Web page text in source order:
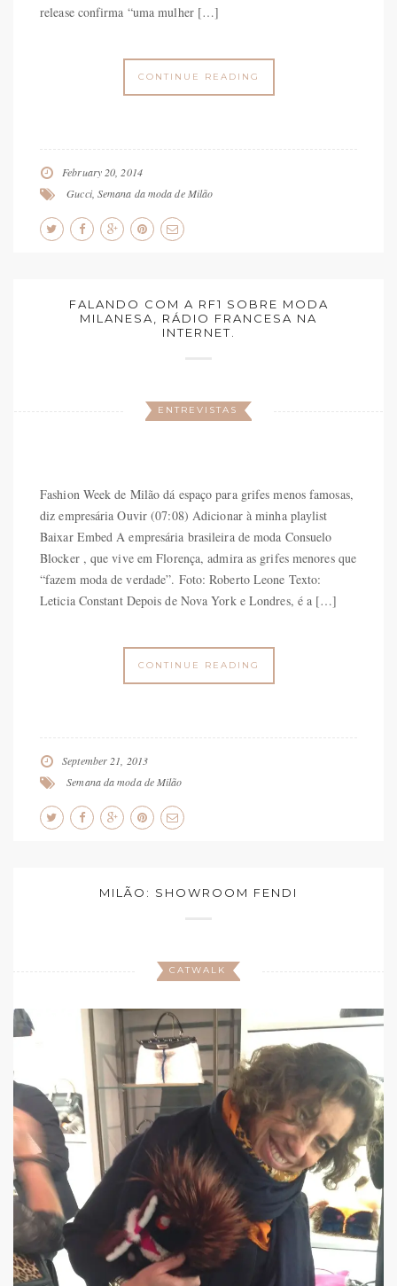
release confirma “uma mulher […]
CONTINUE READING
February 20, 2014
Gucci, Semana da moda de Milão
FALANDO COM A RF1 SOBRE MODA
MILANESA, RÁDIO FRANCESA NA
INTERNET.
ENTREVISTAS
Fashion Week de Milão dá espaço para grifes menos famosas,
diz empresária Ouvir (07:08) Adicionar à minha playlist
Baixar Embed A empresária brasileira de moda Consuelo
Blocker , que vive em Florença, admira as grifes menores que
“fazem moda de verdade”. Foto: Roberto Leone Texto:
Leticia Constant Depois de Nova York e Londres, é a […]
CONTINUE READING
September 21, 2013
Semana da moda de Milão
MILÃO: SHOWROOM FENDI
CATWALK